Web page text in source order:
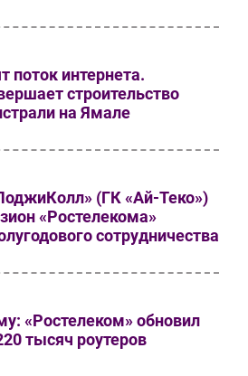
поток интернета.
строительство
на Ямале
(ГК «Ай-Теко»)
«Ростелекома»
сотрудничества
«Ростелеком» обновил
тысяч роутеров